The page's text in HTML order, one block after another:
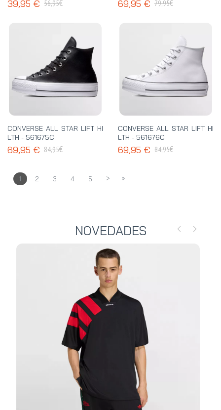
39,95 € 56,95€ 69,95 € 79,95€
CONVERSE ALL STAR LIFT HI
LTH - 561675C
69,95 € 84,95€
CONVERSE ALL STAR LIFT HI
LTH - 561676C
69,95 € 84,95€
1 2 3 4 5 > »
NOVEDADES